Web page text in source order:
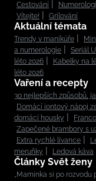
Cestování
Vítejte!
Grilování
Aktuální témata
Trendy v manikúře
a numerologie
Seriál
léto 2026
Kabelky na
léto 2026
Vaření a recepty
30 nejlepších způsobů,
Domácí iontový nápoj
domácí housky
Zapečené brambory s
Extra rychlé lívance
meruňky
Ledová káva
Články Svět ženy
„Maminka si po